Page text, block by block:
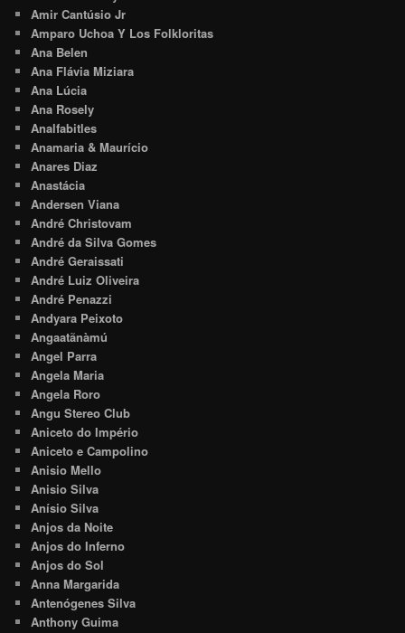
Amir Cantúsio Jr
Amparo Uchoa Y Los Folkloritas
Ana Belen
Ana Flávia Miziara
Ana Lúcia
Ana Rosely
Analfabitles
Anamaria & Maurício
Anares Diaz
Anastácia
Andersen Viana
André Christovam
André da Silva Gomes
André Geraissati
André Luiz Oliveira
André Penazzi
Andyara Peixoto
Angaatãnàmú
Angel Parra
Angela Maria
Angela Roro
Angu Stereo Club
Aniceto do Império
Aniceto e Campolino
Anisio Mello
Anisio Silva
Anísio Silva
Anjos da Noite
Anjos do Inferno
Anjos do Sol
Anna Margarida
Antenógenes Silva
Anthony Guima